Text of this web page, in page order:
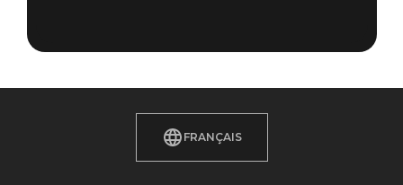
FRANÇAIS